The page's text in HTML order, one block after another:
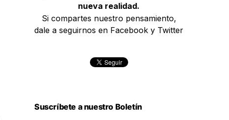
nueva realidad.
Si compartes nuestro pensamiento,
dale a seguirnos en Facebook y Twitter
Suscríbete a nuestro Boletín